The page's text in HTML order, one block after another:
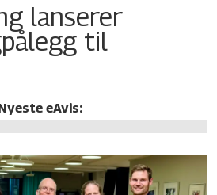
lanserer
til
eAvis: